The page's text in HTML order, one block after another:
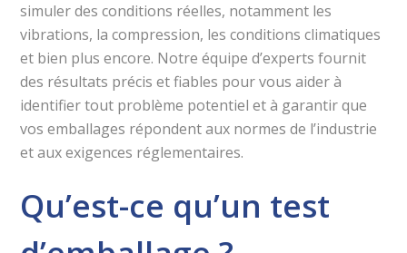
simuler des conditions réelles, notamment les
vibrations, la compression, les conditions climatiques
et bien plus encore. Notre équipe d’experts fournit
des résultats précis et fiables pour vous aider à
identifier tout problème potentiel et à garantir que
vos emballages répondent aux normes de l’industrie
et aux exigences réglementaires.
Qu’est-ce qu’un test